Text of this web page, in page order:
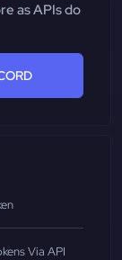
as APIs do
Via API